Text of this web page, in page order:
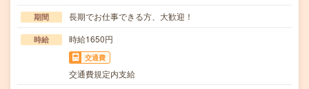
期間 長期でお仕事できる方、大歓迎！
時給 時給1650円
交通費
交通費規定内支給